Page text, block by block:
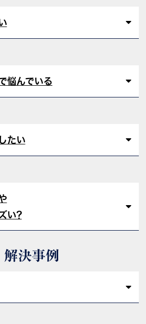
悩んでいる
たい
い?
解決事例